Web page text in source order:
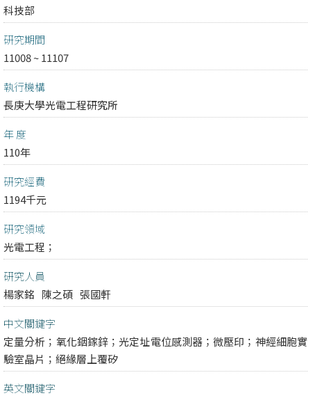
科技部
研究期間
11008 ~ 11107
執行機構
長庚大學光電工程研究所
年 度
110年
研究經費
1194千元
研究領域
光電工程；
研究人員
楊家銘 陳之碩 張國軒
中文關鍵字
定量分析；氧化銦鎵鋅；光定址電位感測器；微壓印；神經細胞實
驗室晶片；絕緣層上覆矽
英文關鍵字